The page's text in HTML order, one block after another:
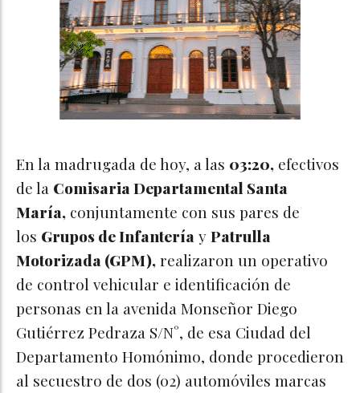
En la madrugada de hoy, a las 03:20, efectivos
de la Comisaria Departamental Santa
María, conjuntamente con sus pares de
los Grupos de Infantería yPatrulla
Motorizada (GPM), realizaron un operativo
de control vehicular e identificación de
personas en la avenida Monseñor Diego
Gutiérrez Pedraza S/N°, de esa Ciudad del
Departamento Homónimo, donde procedieron
al secuestro de dos (02) automóviles marcas